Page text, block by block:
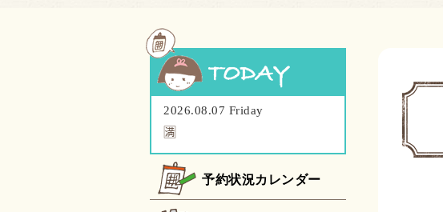
2026.08.07 Friday
🈵
予約状況カレンダー